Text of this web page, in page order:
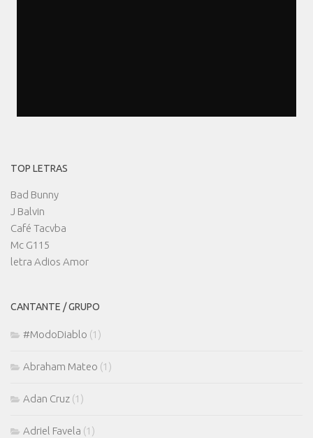
TOP LETRAS
Bad Bunny
J Balvin
Café Tacvba
Mc G115
letra Adios Amor
CANTANTE / GRUPO
#ModoDiablo (1)
Abraham Mateo (1)
Adan Cruz (1)
Adriel Favela (1)